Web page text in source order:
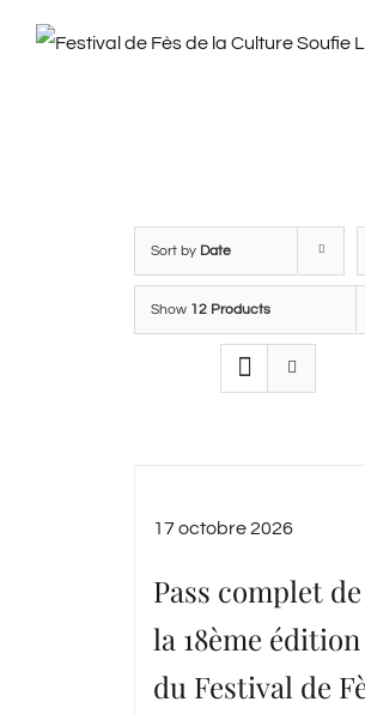
Sort by Date
Show 12 Products
17 octobre 2026
Pass complet de
la 18ème édition
du Festival de